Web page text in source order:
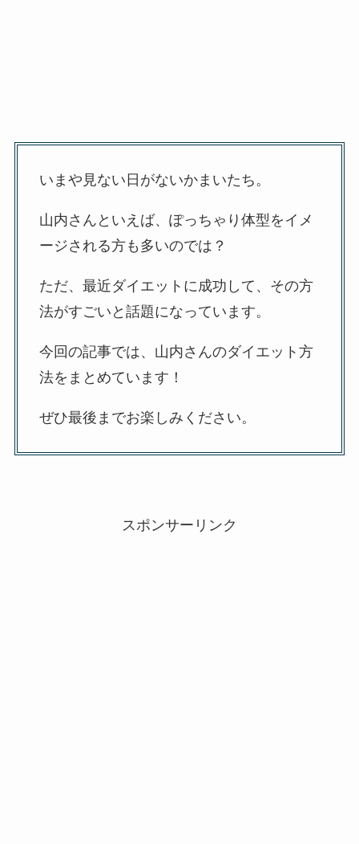
いまや見ない日がないかまいたち。
山内さんといえば、ぽっちゃり体型をイメ
ージされる方も多いのでは？
ただ、最近ダイエットに成功して、その方
法がすごいと話題になっています。
今回の記事では、山内さんのダイエット方
法をまとめています！
ぜひ最後までお楽しみください。
スポンサーリンク